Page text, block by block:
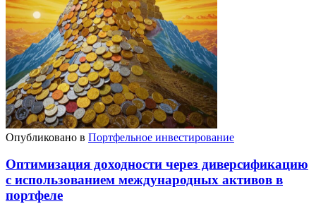
Опубликовано в Портфельное инвестирование
Оптимизация доходности через диверсификацию
с использованием международных активов в
портфеле